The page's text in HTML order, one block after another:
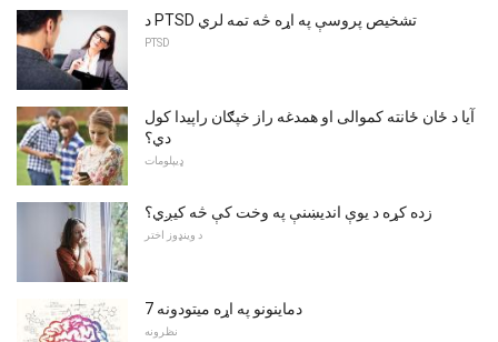
د PTSD تشخیص پروسې په اړه څه تمه لري
PTSD
آیا د ځان ځانته کموالی او همدغه راز خپګان راپیدا کول
دي؟
ډیپلومات
زده کړه د یوې اندیښنې په وخت کې څه کیږي؟
د وینډوز اختر
7 دماینونو په اړه میتودونه
نظرونه